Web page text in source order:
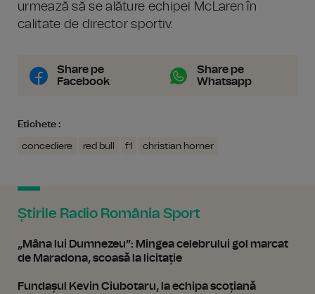
urmează să se alăture echipei McLaren în
calitate de director sportiv.
Share pe
Facebook
Share pe
Whatsapp
Etichete :
concediere red bull f1 christian horner
Știrile Radio România Sport
„Mâna lui Dumnezeu”: Mingea celebrului gol marcat
de Maradona, scoasă la licitație
Fundașul Kevin Ciubotaru, la echipa scoțiană